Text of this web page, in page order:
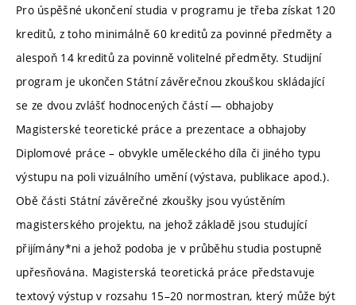
Pro úspěšné ukončení studia v programu je třeba získat 120
kreditů, z toho minimálně 60 kreditů za povinné předměty a
alespoň 14 kreditů za povinně volitelné předměty. Studijní
program je ukončen Státní závěrečnou zkouškou skládající
se ze dvou zvlášť hodnocených částí — obhajoby
Magisterské teoretické práce a prezentace a obhajoby
Diplomové práce – obvykle uměleckého díla či jiného typu
výstupu na poli vizuálního umění (výstava, publikace apod.).
Obě části Státní závěrečné zkoušky jsou vyústěním
magisterského projektu, na jehož základě jsou studující
přijímány*ni a jehož podoba je v průběhu studia postupně
upřesňována. Magisterská teoretická práce představuje
textový výstup v rozsahu 15–20 normostran, který může být